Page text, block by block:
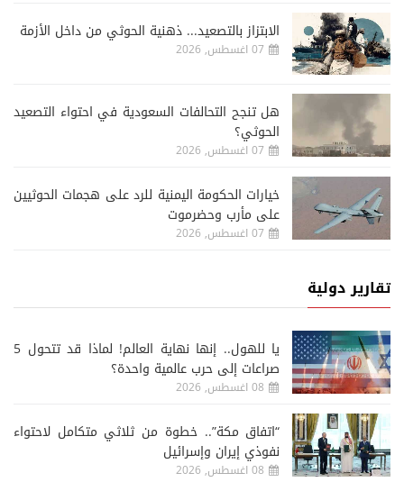
الابتزاز بالتصعيد... ذهنية الحوثي من داخل الأزمة
07 اغسطس, 2026
هل تنجح التحالفات السعودية في احتواء التصعيد
الحوثي؟
07 اغسطس, 2026
خيارات الحكومة اليمنية للرد على هجمات الحوثيين
على مأرب وحضرموت
07 اغسطس, 2026
تقارير دولية
يا للهول.. إنها نهاية العالم! لماذا قد تتحول 5
صراعات إلى حرب عالمية واحدة؟
08 اغسطس, 2026
“اتفاق مكة”.. خطوة من ثلاثي متكامل لاحتواء
نفوذي إيران وإسرائيل
08 اغسطس, 2026